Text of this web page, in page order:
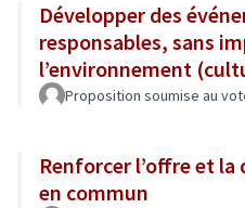
Développer des
responsables, sans
l’environnement
tourisme...)
Proposition soumise au
Renforcer l’offre et
en commun